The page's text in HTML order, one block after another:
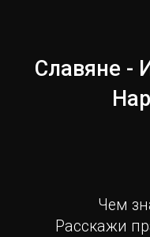
Славяне -
Чем
Расскажи